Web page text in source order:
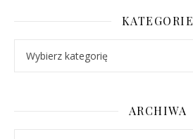
KATEGORIE
ARCHIWA